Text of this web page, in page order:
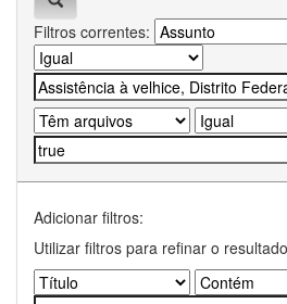
Filtros correntes:
Adicionar filtros:
Utilizar filtros para refinar o